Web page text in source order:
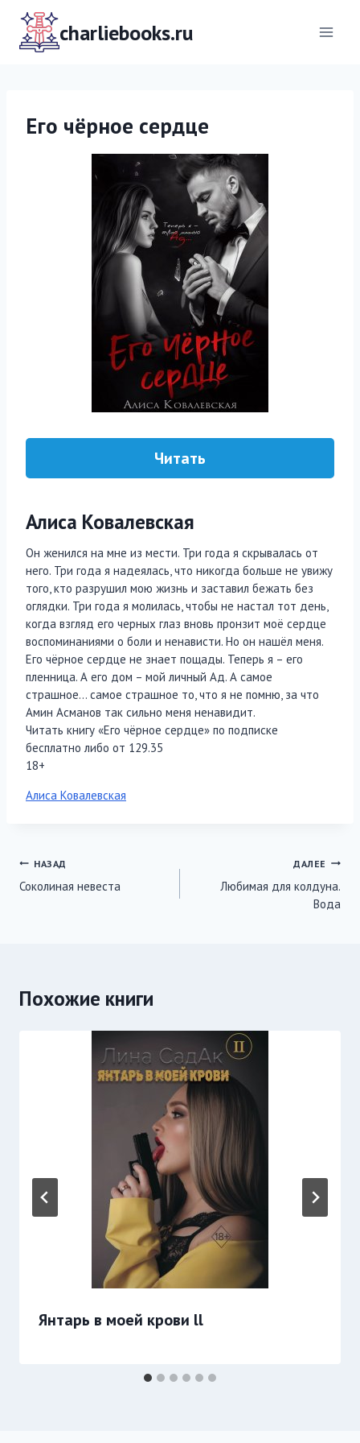
Перейти
содержимомуcharliebooks.ru
Его чёрное сердце
Читать
Алиса Ковалевская
Он женился на мне из мести. Три года я скрывалась от
него. Три года я надеялась, что никогда больше не увижу
того, кто разрушил мою жизнь и заставил бежать без
оглядки. Три года я молилась, чтобы не настал тот день,
когда взгляд его черных глаз вновь пронзит моё сердце
воспоминаниями о боли и ненависти. Но он нашёл меня.
Его чёрное сердце не знает пощады. Теперь я – его
пленница. А его дом – мой личный Ад. А самое
страшное… самое страшное то, что я не помню, за что
Амин Асманов так сильно меня ненавидит.
Читать книгу «Его чёрное сердце» по подписке
бесплатно либо от 129.35
18+
Метки
Алиса Ковалевская
Навигация
по
НАЗАД
Соколиная невеста
ДАЛЕЕ
Любимая для колдуна.
Вода
Похожие книги
Янтарь в моей крови ll